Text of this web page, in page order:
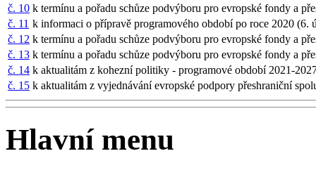
č. 10 k termínu a pořadu schůze podvýboru pro evropské fondy a
č. 11 k informaci o přípravě programového období po roce 2020 (6.
č. 12 k termínu a pořadu schůze podvýboru pro evropské fondy a
č. 13 k termínu a pořadu schůze podvýboru pro evropské fondy a
č. 14 k aktualitám z kohezní politiky - programové období 2021-
č. 15 k aktualitám z vyjednávání evropské podpory přeshraniční
Hlavní menu